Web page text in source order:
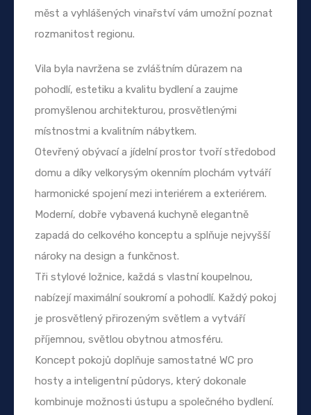
měst a vyhlášených vinařství vám umožní poznat
rozmanitost regionu.
Vila byla navržena se zvláštním důrazem na
pohodlí, estetiku a kvalitu bydlení a zaujme
promyšlenou architekturou, prosvětlenými
místnostmi a kvalitním nábytkem.
Otevřený obývací a jídelní prostor tvoří středobod
domu a díky velkorysým okenním plochám vytváří
harmonické spojení mezi interiérem a exteriérem.
Moderní, dobře vybavená kuchyně elegantně
zapadá do celkového konceptu a splňuje nejvyšší
nároky na design a funkčnost.
Tři stylové ložnice, každá s vlastní koupelnou,
nabízejí maximální soukromí a pohodlí. Každý pokoj
je prosvětlený přirozeným světlem a vytváří
příjemnou, světlou obytnou atmosféru.
Koncept pokojů doplňuje samostatné WC pro
hosty a inteligentní půdorys, který dokonale
kombinuje možnosti ústupu a společného bydlení.